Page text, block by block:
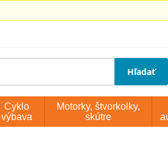
Hľadať
Cyklo
výbava
Motorky, štvorkolky,
skútre